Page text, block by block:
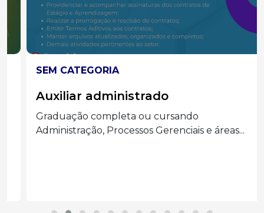
SEM CATEGORIA
Auxiliar administrado
Graduação completa ou cursando
Administração, Processos Gerenciais e áreas...